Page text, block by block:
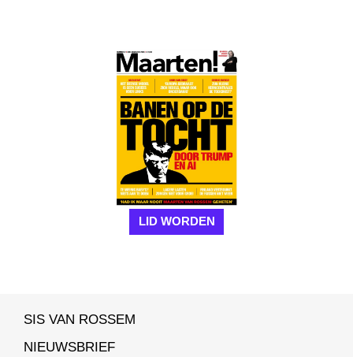
LID WORDEN
SIS VAN ROSSEM
NIEUWSBRIEF